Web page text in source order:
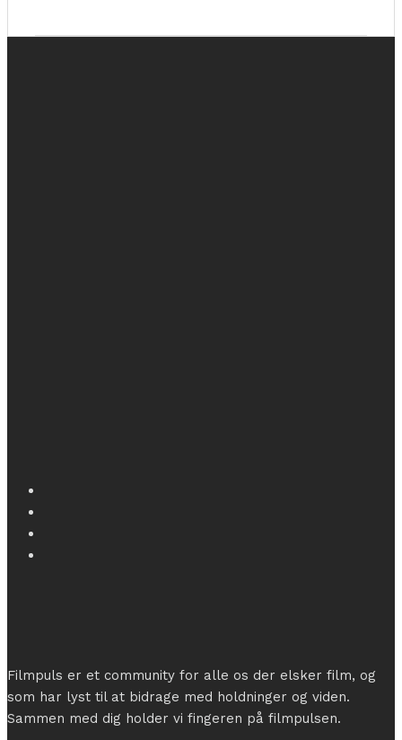
Filmpuls er et community for alle os der elsker film, og
som har lyst til at bidrage med holdninger og viden.
Sammen med dig holder vi fingeren på filmpulsen.